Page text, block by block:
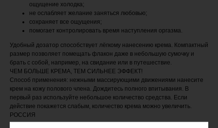
ощущение холодка;
не ослабляет желание заняться любовью;
сохраняет все ощущения;
помогает контролировать время наступления оргазма.
Удобный дозатор способствует лёгкому нанесению крема. Компактный
размер позволяет помещать флакон даже в небольшую сумочку и
брать с собой, например, на свидание или в путешествие.
ЧЕМ БОЛЬШЕ КРЕМА, ТЕМ СИЛЬНЕЕ ЭФФЕКТ!
Способ применения: нежными массирующими движениями нанесите
крем на кожу полового члена. Дождитесь полного впитывания. В
первый раз используйте небольшое количество средства. Если
действие покажется слабым, количество крема можно увеличить.
РОССИЯ